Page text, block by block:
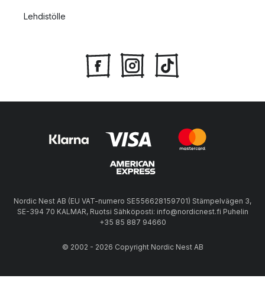
Lehdistölle
Nordic Nest AB (EU VAT-numero SE556628159701) Stämpelvägen 3,
SE-394 70 KALMAR, Ruotsi Sähköposti: info@nordicnest.fi Puhelin
+35 85 887 94660
© 2002 - 2026 Copyright Nordic Nest AB